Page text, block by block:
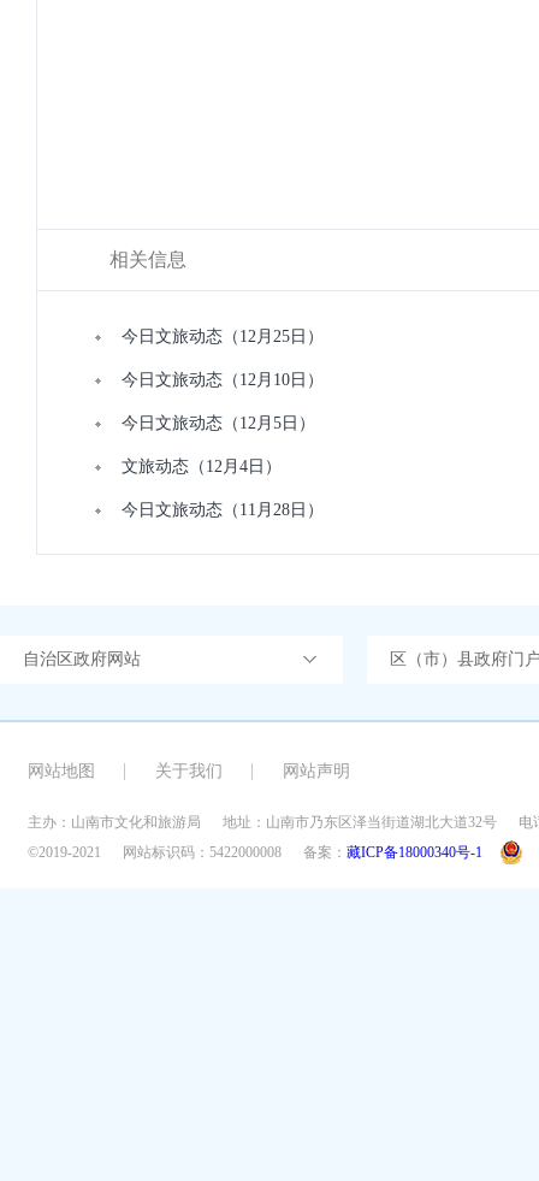
相关信息
今日文旅动态（12月25日）
今日文旅动态（12月10日）
今日文旅动态（12月5日）
文旅动态（12月4日）
今日文旅动态（11月28日）
自治区政府网站 区（市）县政府门
网站地图 关于我们 网站声明
主办：山南市文化和旅游局 地址：山南市乃东区泽当街道湖北大道32号
电
©2019-2021
网站标识码：5422000008 备案： 藏ICP备18000340号-1